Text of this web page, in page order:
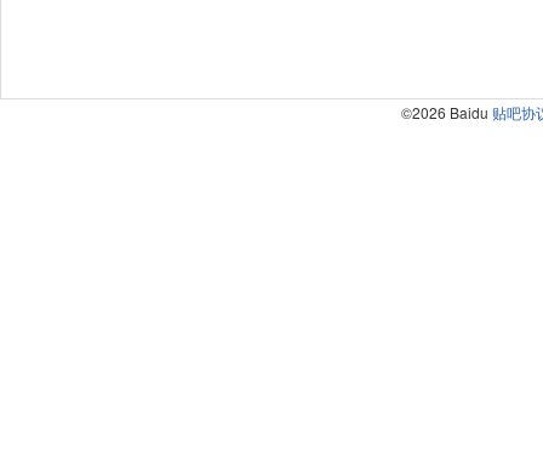
©2026 Baidu 贴吧协